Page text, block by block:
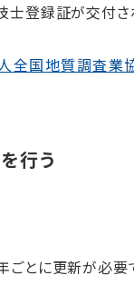
士登録証が交付さ
全国地質調査業
行う
とに更新が必要